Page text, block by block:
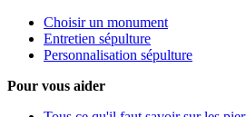
Choisir un monument
Entretien sépulture
Personnalisation sépulture
Pour vous aider